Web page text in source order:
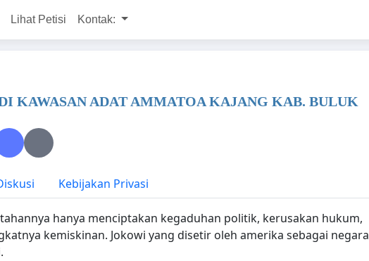
Lihat Petisi Kontak:
KAWASAN ADAT AMMATOA KAJANG KAB. BULUK
Kebijakan Privasi
hanya menciptakan kegaduhan politik, kerusakan hukum,
kemiskinan. Jokowi yang disetir oleh amerika sebagai negara